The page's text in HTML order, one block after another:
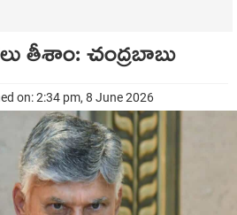
చంద్ర‌బాబు
on: 2:34 pm, 8 June 2026